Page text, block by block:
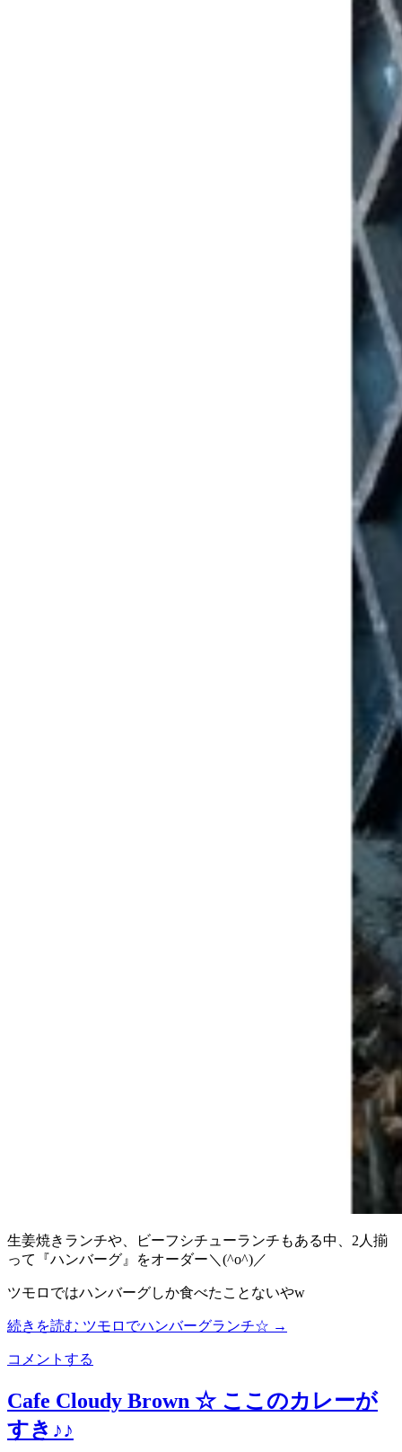
生姜焼きランチや、ビーフシチューランチもある中、2人揃
って『ハンバーグ』をオーダー＼(^o^)／
ツモロではハンバーグしか食べたことないやw
続きを読む ツモロでハンバーグランチ☆ →
コメントする
Cafe Cloudy Brown ☆ ここのカレーが
すき♪♪